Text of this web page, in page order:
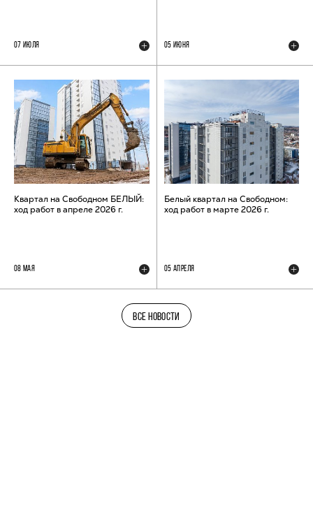
07 ИЮЛЯ 05 ИЮНЯ
Квартал на Свободном БЕЛЫЙ:
ход работ в апреле 2026 г.
08 МАЯ
Белый квартал на Свободном:
ход работ в марте 2026 г.
05 АПРЕЛЯ
ВСЕ НОВОСТИ